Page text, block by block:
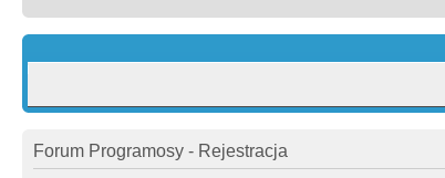
Forum Programosy - Rejestracja